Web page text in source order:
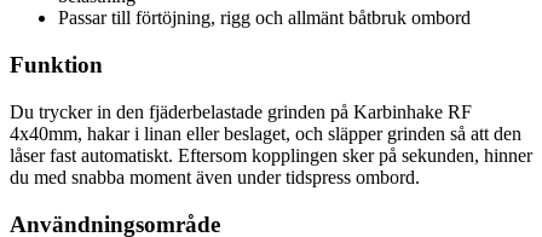
Passar till förtöjning, rigg och allmänt båtbruk ombord
Funktion
Du trycker in den fjäderbelastade grinden på Karbinhake RF
4x40mm, hakar i linan eller beslaget, och släpper grinden så att den
låser fast automatiskt. Eftersom kopplingen sker på sekunden, hinner
du med snabba moment även under tidspress ombord.
Användningsområde